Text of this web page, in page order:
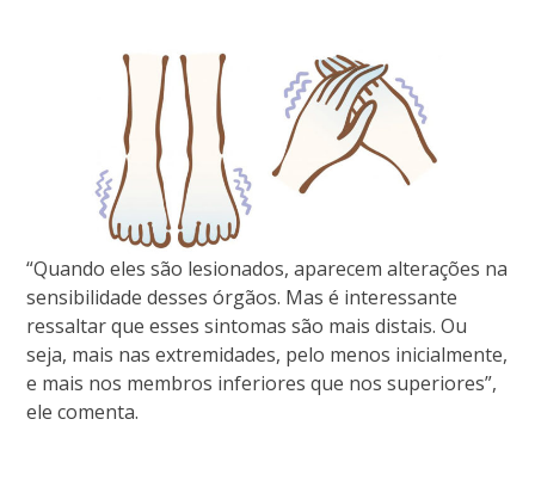
“Quando eles são lesionados, aparecem alterações na
sensibilidade desses órgãos. Mas é interessante
ressaltar que esses sintomas são mais distais. Ou
seja, mais nas extremidades, pelo menos inicialmente,
e mais nos membros inferiores que nos superiores”,
ele comenta.